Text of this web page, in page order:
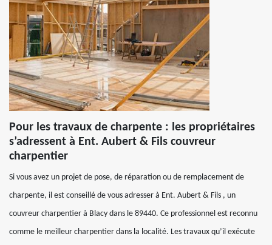
Pour les travaux de charpente : les propriétaires
s’adressent à Ent. Aubert & Fils couvreur
charpentier
Si vous avez un projet de pose, de réparation ou de remplacement de
charpente, il est conseillé de vous adresser à Ent. Aubert & Fils , un
couvreur charpentier à Blacy dans le 89440. Ce professionnel est reconnu
comme le meilleur charpentier dans la localité. Les travaux qu’il exécute